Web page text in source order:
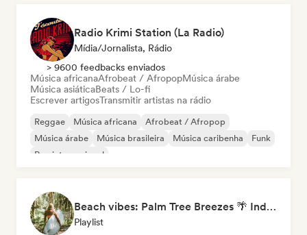
Radio Krimi Station (La Radio)
Mídia/Jornalista, Rádio
> 9600 feedbacks enviados
Música africanaAfrobeat / AfropopMúsica árabe
Música asiáticaBeats / Lo-fi
Escrever artigosTransmitir artistas na rádio
Reggae Música africana
Afrobeat / Afropop
Música árabe
Música brasileira Música caribenha
Funk
Rap internacional
Beach vibes: Palm Tree Breezes 🌴 Indie Folk, Acoustic & Singer-Songwriter
Playlist